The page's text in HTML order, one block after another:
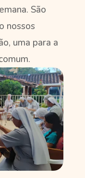
São
nossos
uma para a